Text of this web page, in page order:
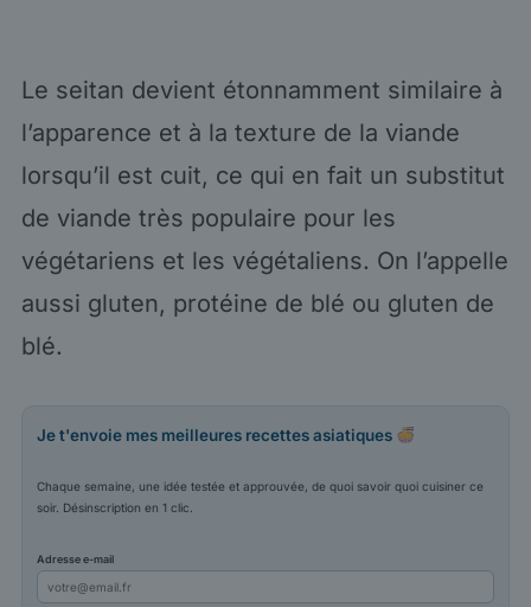
Le seitan devient étonnamment similaire à
l’apparence et à la texture de la viande
lorsqu’il est cuit, ce qui en fait un substitut
de viande très populaire pour les
végétariens et les végétaliens. On l’appelle
aussi gluten, protéine de blé ou gluten de
blé.
Je t'envoie mes meilleures recettes asiatiques
Chaque semaine, une idée testée et approuvée, de quoi savoir quoi cuisiner ce
soir. Désinscription en 1 clic.
Adresse e-mail